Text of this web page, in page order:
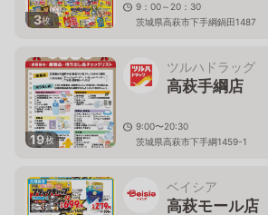
3枚
9：00～20：30
茨城県高萩市下手綱鍋田1487
19枚
ツルハドラッグ
高萩手綱店
9:00〜20:30
茨城県高萩市下手綱1459-1
ベイシア
高萩モール店